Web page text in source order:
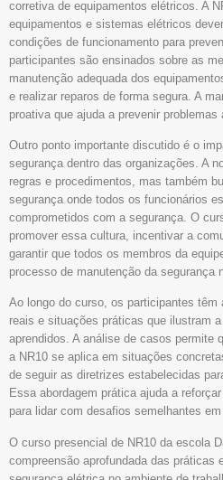
corretiva de equipamentos elétricos. A
equipamentos e sistemas elétricos
condições de funcionamento para
participantes são ensinados sobre as
manutenção adequada dos
e realizar reparos de forma segura. A
proativa que ajuda a prevenir
Outro ponto importante discutido é o
segurança dentro das organizações. A
regras e procedimentos, mas também
segurança onde todos os funcionários
comprometidos com a segurança. O
promover essa cultura, incentivar a
garantir que todos os membros da
processo de manutenção da segurança
Ao longo do curso, os participantes têm
reais e situações práticas que ilustram
aprendidos. A análise de casos permite
a NR10 se aplica em situações
de seguir as diretrizes estabelecidas
Essa abordagem prática ajuda a
para lidar com desafios semelhantes
O curso presencial de NR10 da escola
compreensão aprofundada das práticas